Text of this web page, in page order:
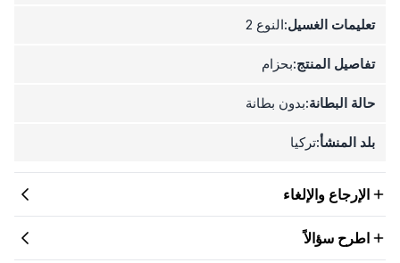
تعليمات الغسيل:النوع 2
تفاصيل المنتج:بحزام
حالة البطانة:بدون بطانة
بلد المنشأ:تركيا
الإرجاع والإلغاء
اطرح سؤالاً